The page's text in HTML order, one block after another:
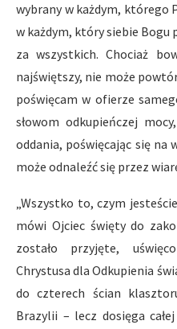
wybrany w każdym, którego
w każdym, który siebie Bogu
za wszystkich. Chociaż
najświętszy, nie może
poświęcam w ofierze
słowom odkupieńczej
oddania, poświęcając się na
może odnaleźć się przez
„Wszystko to, czym
mówi Ojciec święty do
zostało przyjęte,
Chrystusa dla Odkupienia
do czterech ścian
Brazylii – lecz dosięga